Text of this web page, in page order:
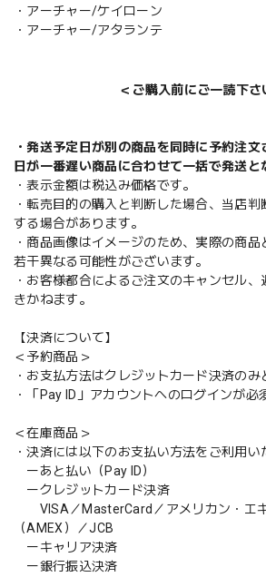
・アーチャー/ケイローン
・アーチャー/アタランテ
＜ご購入前にご一読下さ
・発送予定日が別の商品を同時に予約注
日が一番遅い商品に合わせて一括で発送と
・表示金額は税込み価格です。
・転売目的の購入と判断した場合、当店
する場合があります。
・商品画像はイメージのため、実際の商
若干異なる可能性がございます。
・お客様都合によるご注文のキャンセル
きかねます。
【決済について】
＜予約商品＞
・お支払方法はクレジットカード決済のみ
・「Pay ID」アカウントへのログインが必
＜在庫商品＞
・決済には以下のお支払い方法をご利用い
ーあと払い（Pay ID）
ークレジットカード決済
VISA／MasterCard／アメリカン・エ
（AMEX）／JCB
ーキャリア決済
ー銀行振込決済